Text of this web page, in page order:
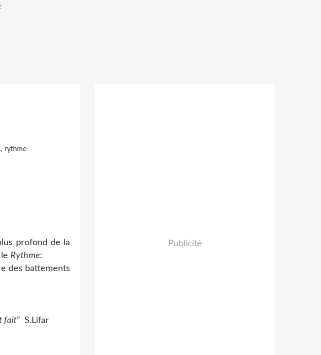
, rythme
profond de la
Rythme:
des battements
fait" S.Lifar
Publicité